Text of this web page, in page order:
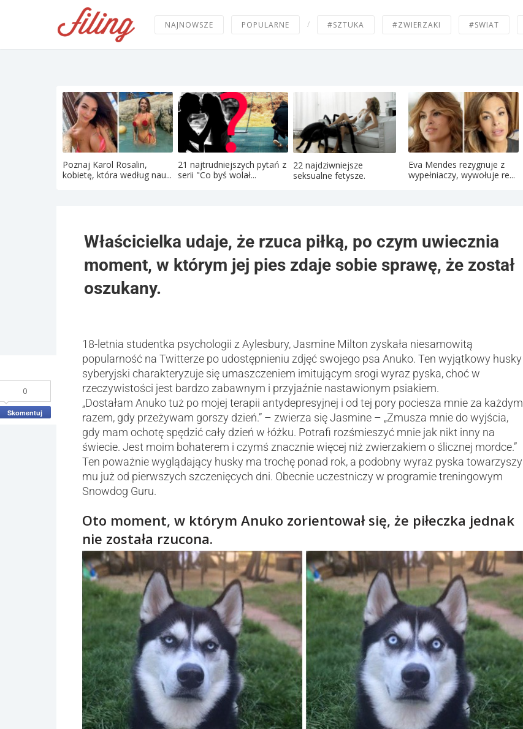
NAJNOWSZE POPULARNE / #SZTUKA #ZWIERZAKI #SWIAT
Poznaj Karol Rosalin,
kobietę, która według nau...
21 najtrudniejszych pytań z
serii "Co byś wolał...
22 najdziwniejsze
seksualne fetysze.
Eva Mendes rezygnuje z
wypełniaczy, wywołuje re...
Właścicielka udaje, że rzuca piłką, po czym uwiecznia
moment, w którym jej pies zdaje sobie sprawę, że został
oszukany.
0
Skomentuj
18-letnia studentka psychologii z Aylesbury, Jasmine Milton zyskała niesamowitą
popularność na Twitterze po udostępnieniu zdjęć swojego psa Anuko. Ten wyjątkowy husky
syberyjski charakteryzuje się umaszczeniem imitującym srogi wyraz pyska, choć w
rzeczywistości jest bardzo zabawnym i przyjaźnie nastawionym psiakiem.
„Dostałam Anuko tuż po mojej terapii antydepresyjnej i od tej pory pociesza mnie za każdym
razem, gdy przeżywam gorszy dzień.” – zwierza się Jasmine – „Zmusza mnie do wyjścia,
gdy mam ochotę spędzić cały dzień w łóżku. Potrafi rozśmieszyć mnie jak nikt inny na
świecie. Jest moim bohaterem i czymś znacznie więcej niż zwierzakiem o ślicznej mordce.”
Ten poważnie wyglądający husky ma trochę ponad rok, a podobny wyraz pyska towarzyszy
mu już od pierwszych szczenięcych dni. Obecnie uczestniczy w programie treningowym
Snowdog Guru.
Oto moment, w którym Anuko zorientował się, że piłeczka jednak
nie została rzucona.